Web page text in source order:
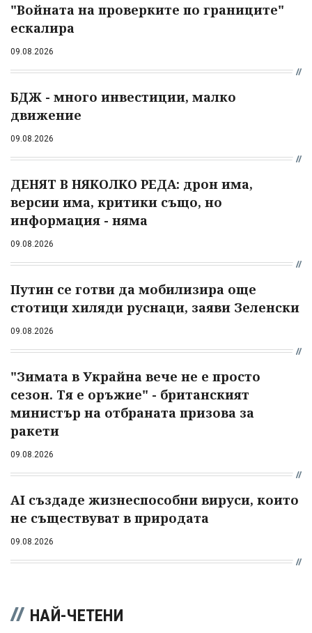
"Войната на проверките по границите"
ескалира
09.08.2026
БДЖ - много инвестиции, малко
движение
09.08.2026
ДЕНЯТ В НЯКОЛКО РЕДА: дрон има,
версии има, критики също, но
информация - няма
09.08.2026
Путин се готви да мобилизира още
стотици хиляди руснаци, заяви Зеленски
09.08.2026
"Зимата в Украйна вече не е просто
сезон. Тя е оръжие" - британският
министър на отбраната призова за
ракети
09.08.2026
AI създаде жизнеспособни вируси, които
не съществуват в природата
09.08.2026
НАЙ-ЧЕТЕНИ